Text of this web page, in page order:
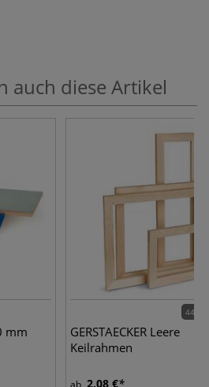
auch diese Artikel
mm
44
GERSTAECKER Leere
Keilrahmen
ab 2,08 €